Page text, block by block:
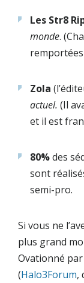
Les Str8
monde.
Zola
actuel. (Il
et il est
80%des
sont
semi-pro.
Si vous ne
plus grand
Ovationné
(Halo3Forum,